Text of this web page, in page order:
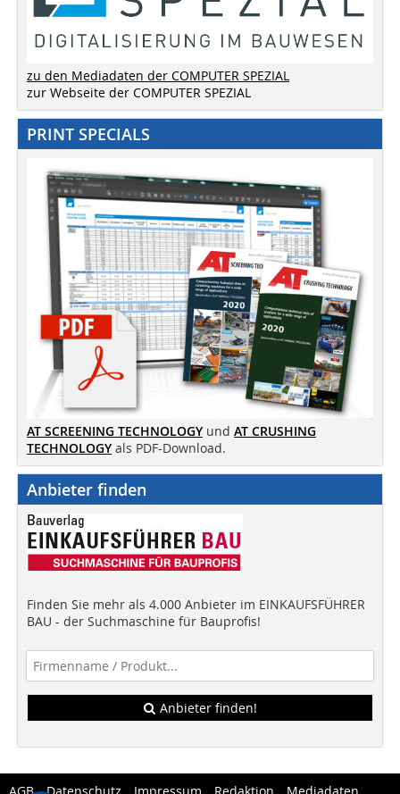
zu den Mediadaten der COMPUTER SPEZIAL
zur Webseite der COMPUTER SPEZIAL
PRINT SPECIALS
AT SCREENING TECHNOLOGY und AT CRUSHING
TECHNOLOGY als PDF-Download.
Anbieter finden
Finden Sie mehr als 4.000 Anbieter im EINKAUFSFÜHRER
BAU - der Suchmaschine für Bauprofis!
Anbieter finden!
AGB Datenschutz Impressum Redaktion Mediadaten